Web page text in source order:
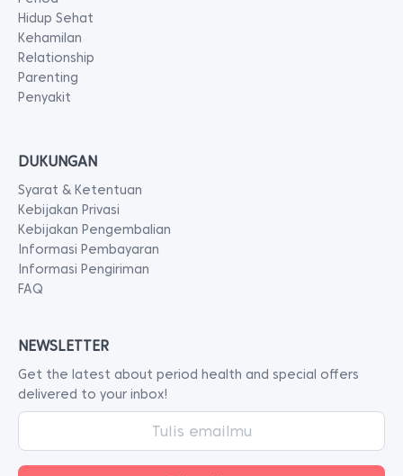
Hidup Sehat
Kehamilan
Relationship
Parenting
Penyakit
DUKUNGAN
Syarat & Ketentuan
Kebijakan Privasi
Kebijakan Pengembalian
Informasi Pembayaran
Informasi Pengiriman
FAQ
NEWSLETTER
Get the latest about period health and special offers
delivered to your inbox!